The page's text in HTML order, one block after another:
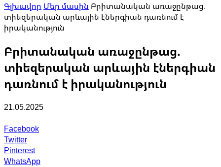
Գլխավոր Մեր մասին Բրիտանական առաջընթաց.
տիեզերական արևային էներգիան դառնում է
իրականություն
Բրիտանական առաջընթաց.
տիեզերական արևային էներգիան
դառնում է իրականություն
21.05.2025
Facebook
Twitter
Pinterest
WhatsApp